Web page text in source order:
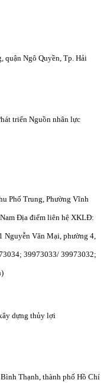
quận Ngô Quyền, Tp. Hải
triển Nguồn nhân lực
Phố Trung, Phường Vĩnh
Địa điểm liên hệ XKLĐ:
Nguyễn Văn Mại, phường 4,
39973033/ 39973032;
dựng thủy lợi
Thạnh, thành phố Hồ Chí